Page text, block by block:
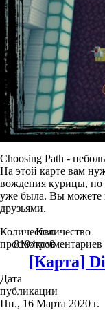
Сhoosing Path -
На этой карте вам
вождения курицы, но
уже была. Вы можете
друзьями.
Количество
просмотров
8194
Количество
комментариев
0
[Карта]
Дата
публикации
Пн., 16 Марта 2020 г.